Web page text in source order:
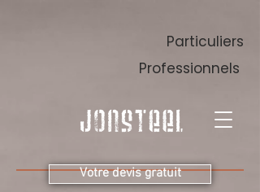
Votre devis gratuit
Particuliers
Professionnels